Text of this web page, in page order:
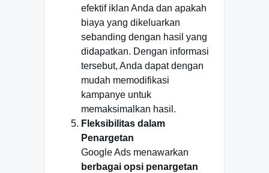
efektif iklan Anda dan apakah
biaya yang dikeluarkan
sebanding dengan hasil yang
didapatkan. Dengan informasi
tersebut, Anda dapat dengan
mudah memodifikasi
kampanye untuk
memaksimalkan hasil.
Fleksibilitas dalam
Penargetan
Google Ads menawarkan
berbagai opsi penargetan